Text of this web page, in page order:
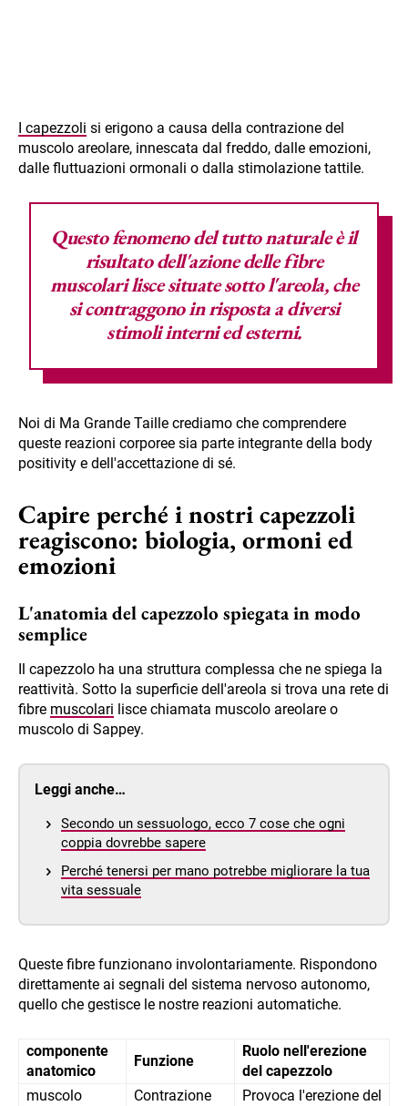
I capezzoli si erigono a causa della contrazione del
muscolo areolare, innescata dal freddo, dalle emozioni,
dalle fluttuazioni ormonali o dalla stimolazione tattile.
Questo fenomeno del tutto naturale è il
risultato dell'azione delle fibre
muscolari lisce situate sotto l'areola, che
si contraggono in risposta a diversi
stimoli interni ed esterni.
Noi di Ma Grande Taille crediamo che comprendere
queste reazioni corporee sia parte integrante della body
positivity e dell'accettazione di sé.
Capire perché i nostri capezzoli
reagiscono: biologia, ormoni ed
emozioni
L'anatomia del capezzolo spiegata in modo
semplice
Il capezzolo ha una struttura complessa che ne spiega la
reattività. Sotto la superficie dell'areola si trova una rete di
fibre muscolari lisce chiamata muscolo areolare o
muscolo di Sappey.
Leggi anche…
Secondo un sessuologo, ecco 7 cose che ogni
coppia dovrebbe sapere
Perché tenersi per mano potrebbe migliorare la tua
vita sessuale
Queste fibre funzionano involontariamente. Rispondono
direttamente ai segnali del sistema nervoso autonomo,
quello che gestisce le nostre reazioni automatiche.
componente
anatomico
Funzione
Ruolo nell'erezione
del capezzolo
muscolo
Contrazione
Provoca l'erezione del